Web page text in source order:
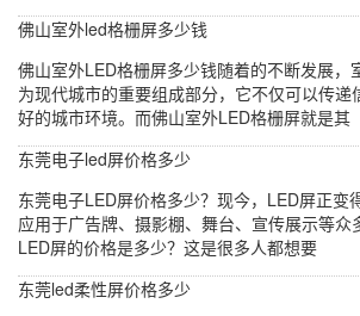
佛山室外led格栅屏多少钱
佛山室外LED格栅屏多少钱随着的不断发展，
为现代城市的重要组成部分，它不仅可以传递
好的城市环境。而佛山室外LED格栅屏就是其
东莞电子led屏价格多少
东莞电子LED屏价格多少？现今，LED屏正变
应用于广告牌、摄影棚、舞台、宣传展示等众
LED屏的价格是多少？这是很多人都想要
东莞led柔性屏价格多少